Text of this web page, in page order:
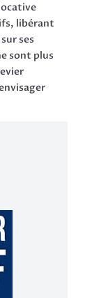
libérant
ses
sont plus